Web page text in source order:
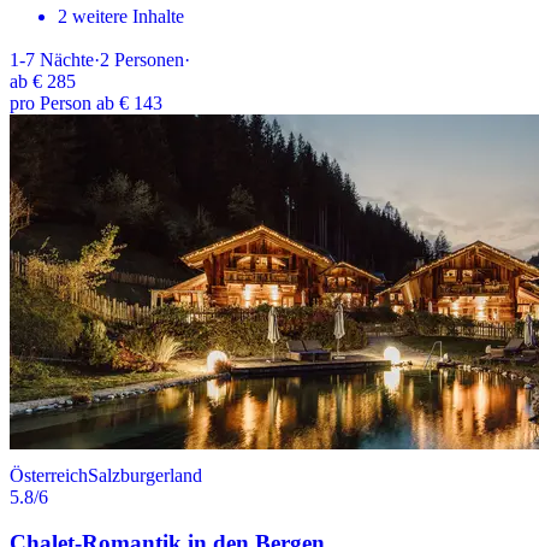
2 weitere Inhalte
1-7 Nächte·2 Personen·
ab € 285
pro Person ab € 143
ÖsterreichSalzburgerland
5.8/6